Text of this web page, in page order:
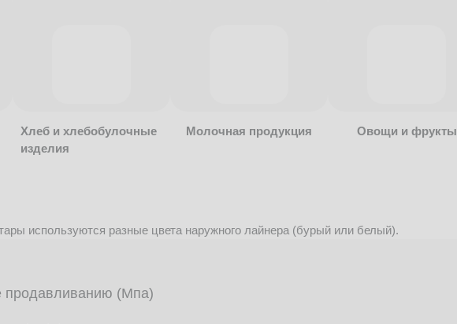
Хлеб и хлебобулочные
изделия
Молочная продукция Овощи и фрукты
используются разные цвета наружного лайнера (бурый или белый).
продавливанию (Мпа)